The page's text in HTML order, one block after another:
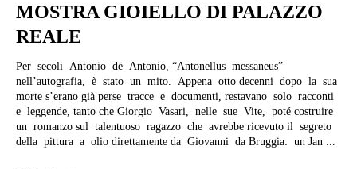
MOSTRA GIOIELLO DI PALAZZO
REALE
Per secoli Antonio de Antonio, “Antonellus messaneus”
nell’autografia, è stato un mito. Appena otto decenni dopo la sua
morte s’erano già perse tracce e documenti, restavano solo racconti
e leggende, tanto che Giorgio Vasari, nelle sue Vite, poté costruire
un romanzo sul talentuoso ragazzo che avrebbe ricevuto il segreto
della pittura a olio direttamente da Giovanni da Bruggia: un Jan ...